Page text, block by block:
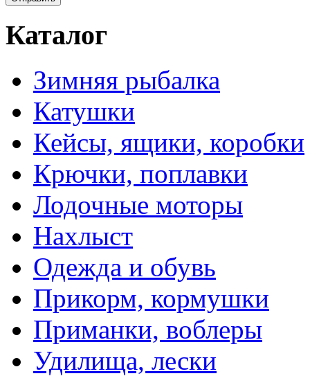
Каталог
Зимняя рыбалка
Катушки
Кейсы, ящики, коробки
Крючки, поплавки
Лодочные моторы
Нахлыст
Одежда и обувь
Прикорм, кормушки
Приманки, воблеры
Удилища, лески